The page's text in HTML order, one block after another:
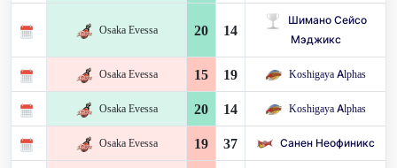
Osaka Evessa 20 14
Шимано Сейсо
Мэджикс
Osaka Evessa 15 19 Koshigaya Alphas
Osaka Evessa 20 14 Koshigaya Alphas
Osaka Evessa 19 37 Санен Неофиникс